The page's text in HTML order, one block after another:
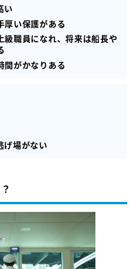
い
厚い保護がある
級職員になれ、将来は船長や
間がかなりある
げ場がない